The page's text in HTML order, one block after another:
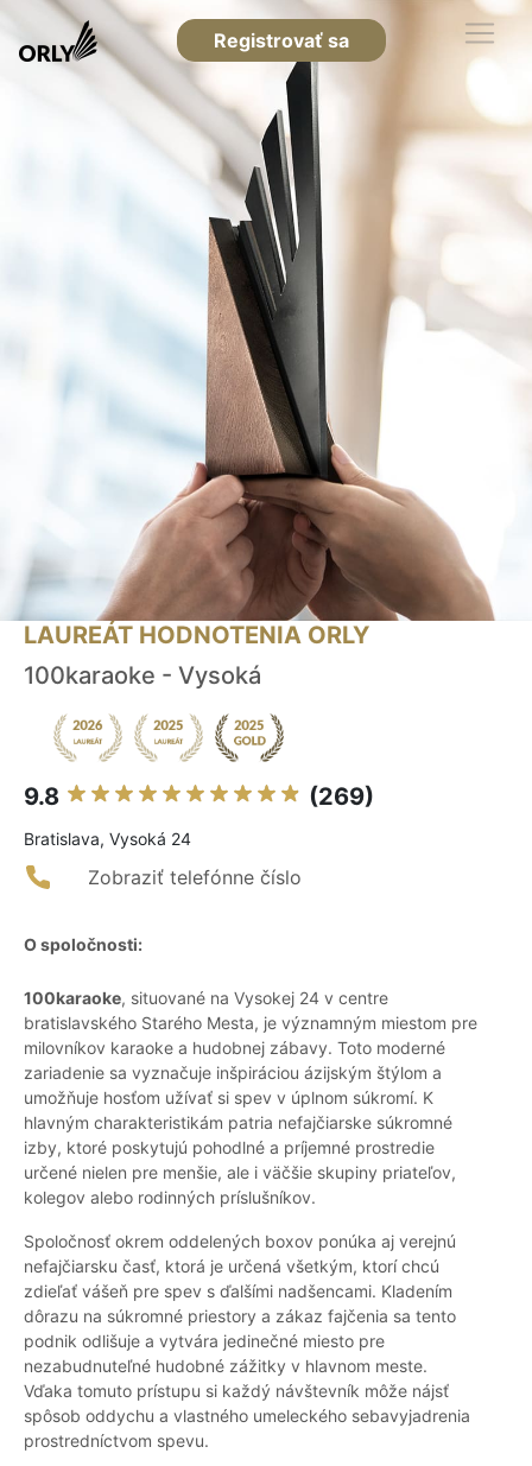
Registrovať sa
LAUREÁT HODNOTENIA ORLY
100karaoke - Vysoká
9.8 (269)
Bratislava, Vysoká 24
Zobraziť telefónne číslo
O spoločnosti:
100karaoke, situované na Vysokej 24 v centre
bratislavského Starého Mesta, je významným miestom pre
milovníkov karaoke a hudobnej zábavy. Toto moderné
zariadenie sa vyznačuje inšpiráciou ázijským štýlom a
umožňuje hosťom užívať si spev v úplnom súkromí. K
hlavným charakteristikám patria nefajčiarske súkromné
izby, ktoré poskytujú pohodlné a príjemné prostredie
určené nielen pre menšie, ale i väčšie skupiny priateľov,
kolegov alebo rodinných príslušníkov.
Spoločnosť okrem oddelených boxov ponúka aj verejnú
nefajčiarsku časť, ktorá je určená všetkým, ktorí chcú
zdieľať vášeň pre spev s ďalšími nadšencami. Kladením
dôrazu na súkromné priestory a zákaz fajčenia sa tento
podnik odlišuje a vytvára jedinečné miesto pre
nezabudnuteľné hudobné zážitky v hlavnom meste.
Vďaka tomuto prístupu si každý návštevník môže nájsť
spôsob oddychu a vlastného umeleckého sebavyjadrenia
prostredníctvom spevu.